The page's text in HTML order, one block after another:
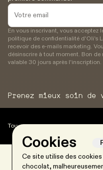
Cookies
Ce site utilise des
chocolat,
En vous inscrivant, vous acceptez
politique de confidentialité d'Oli's
recevoir des e-mails marketing.
désinscrire à tout moment. Bon de
valable 30 jours après l'inscription.
Prenez mieux soin de
Tous droits réservés.